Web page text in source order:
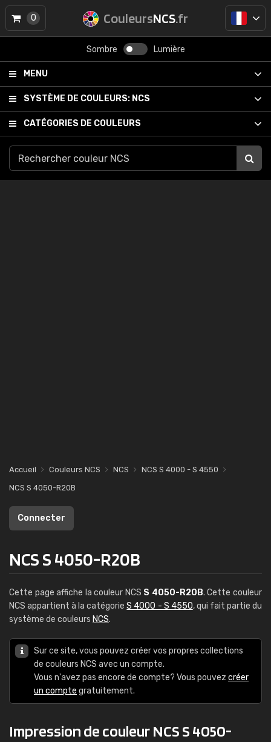
CouleursNCS.fr
Sombre Lumière
MENU
SYSTÈME DE COULEURS: NCS
CATÉGORIES DE COULEURS
0
Accueil Couleurs NCS NCS
NCS S 4000 - S 4550
NCS S 4050-R20B
Connecter
NCS S 4050-R20B
Cette page affiche la couleur NCS S 4050-R20B. Cette couleur
NCS appartient à la catégorieS 4000 - S 4550, qui fait partie du
système de couleurs NCS.
Sur ce site, vous pouvez créer vos propres collections
de couleurs NCS avec un compte.
Vous n'avez pas encore de compte? Vous pouvez créer
un compte gratuitement.
Impression de couleur NCS S 4050-